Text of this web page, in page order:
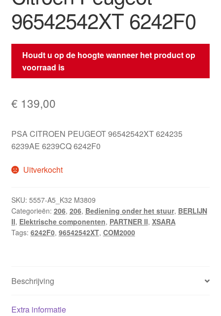
96542542XT 6242F0
Houdt u op de hoogte wanneer het product op
voorraad is
€ 139,00
PSA CITROEN PEUGEOT 96542542XT 624235
6239AE 6239CQ 6242F0
Uitverkocht
SKU: 5557-A5_K32 M3809
Categorieën: 206, 206, Bediening onder het stuur, BERLIJN
II, Elektrische componenten, PARTNER II, XSARA
Tags: 6242F0, 96542542XT, COM2000
Beschrijving
Extra informatie